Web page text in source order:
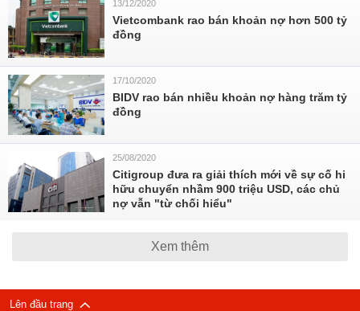
13/12/2020
Vietcombank rao bán khoản nợ hơn 500 tỷ
đồng
17/10/2020
BIDV rao bán nhiều khoản nợ hàng trăm tỷ
đồng
25/08/2020
Citigroup đưa ra giải thích mới về sự cố hi
hữu chuyển nhầm 900 triệu USD, các chủ
nợ vẫn "từ chối hiểu"
Xem thêm
Lên đầu trang